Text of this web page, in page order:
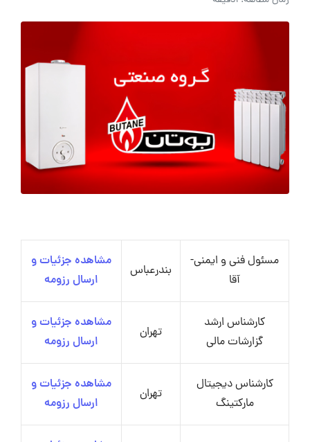
مسئول فنی و ایمنی-
آقا
بندرعباس
مشاهده جزئیات و
ارسال رزومه
کارشناس ارشد
گزارشات مالی
تهران
مشاهده جزئیات و
ارسال رزومه
کارشناس دیجیتال
مارکتینگ
تهران
مشاهده جزئیات و
ارسال رزومه